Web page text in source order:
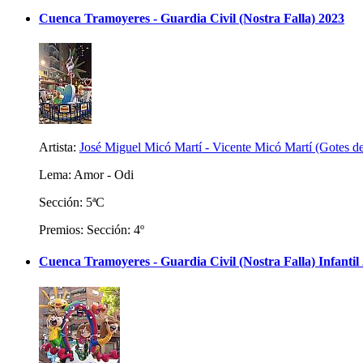
Cuenca Tramoyeres - Guardia Civil (Nostra Falla) 2023
Artista: José Miguel Micó Martí - Vicente Micó Martí (Gotes
Lema: Amor - Odi
Sección: 5ªC
Premios: Sección: 4º
Cuenca Tramoyeres - Guardia Civil (Nostra Falla) Infantil